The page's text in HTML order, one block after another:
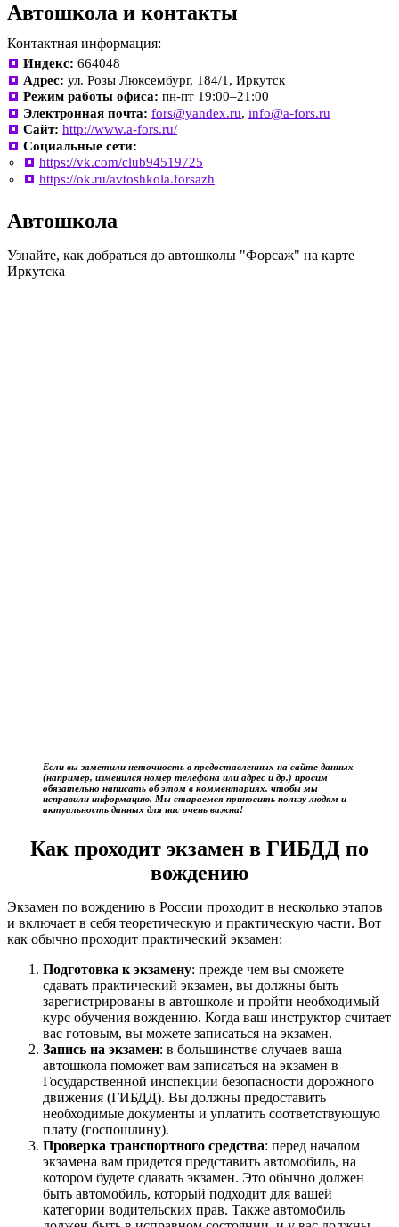
Автошкола и контакты
Контактная информация:
Индекс: 664048
Адрес: ул. Розы Люксембург, 184/1, Иркутск
Режим работы офиса: пн-пт 19:00–21:00
Электронная почта: fors@yandex.ru, info@a-fors.ru
Сайт: http://www.a-fors.ru/
Социальные сети:
https://vk.com/club94519725
https://ok.ru/avtoshkola.forsazh
Автошкола
Узнайте, как добраться до автошколы "Форсаж" на карте
Иркутска
Если вы заметили неточность в предоставленных на сайте данных
(например, изменился номер телефона или адрес и др.) просим
обязательно написать об этом в комментариях, чтобы мы
исправили информацию. Мы стараемся приносить пользу людям и
актуальность данных для нас очень важна!
Как проходит экзамен в ГИБДД по
вождению
Экзамен по вождению в России проходит в несколько этапов
и включает в себя теоретическую и практическую части. Вот
как обычно проходит практический экзамен:
Подготовка к экзамену: прежде чем вы сможете
сдавать практический экзамен, вы должны быть
зарегистрированы в автошколе и пройти необходимый
курс обучения вождению. Когда ваш инструктор считает
вас готовым, вы можете записаться на экзамен.
Запись на экзамен: в большинстве случаев ваша
автошкола поможет вам записаться на экзамен в
Государственной инспекции безопасности дорожного
движения (ГИБДД). Вы должны предоставить
необходимые документы и уплатить соответствующую
плату (госпошлину).
Проверка транспортного средства: перед началом
экзамена вам придется представить автомобиль, на
котором будете сдавать экзамен. Это обычно должен
быть автомобиль, который подходит для вашей
категории водительских прав. Также автомобиль